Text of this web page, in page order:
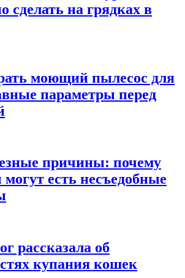
сделать на грядках в
моющий пылесос для
параметры перед
причины: почему
есть несъедобные
рассказала об
купания кошек